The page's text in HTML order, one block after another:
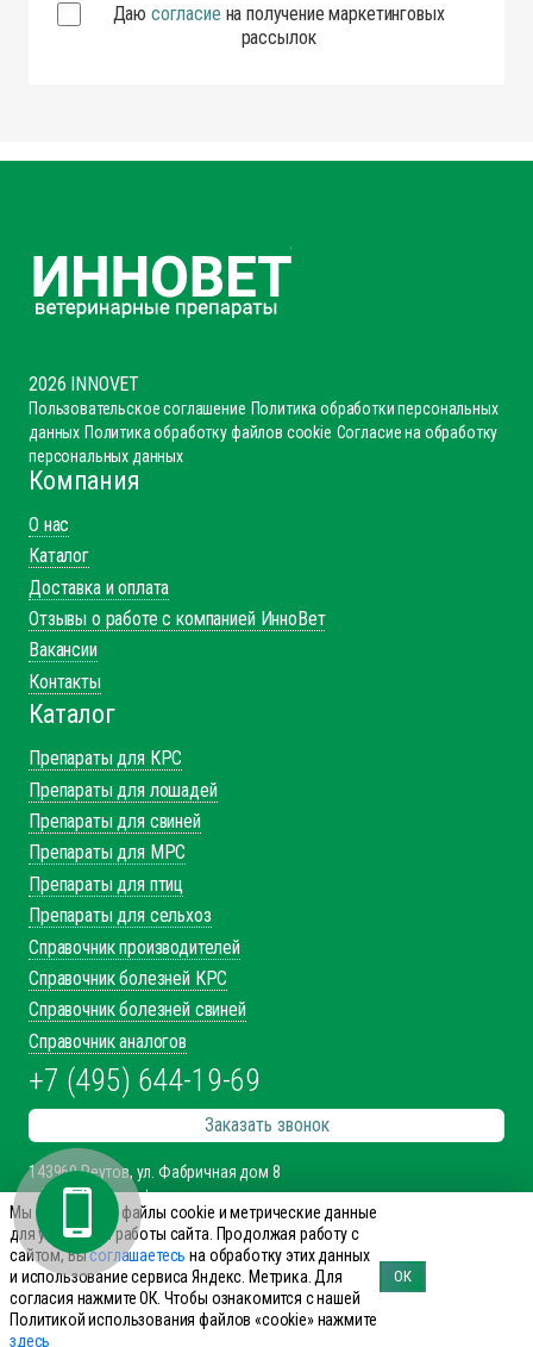
Даю согласие на получение маркетинговых
рассылок
2026 INNOVET
Пользовательское соглашение Политика обработки персональных
данных Политика обработку файлов cookie Согласие на обработку
персональных данных
Компания
О нас
Каталог
Доставка и оплата
Отзывы о работе с компанией ИнноВет
Вакансии
Контакты
Каталог
Препараты для КРС
Препараты для лошадей
Препараты для свиней
Препараты для МРС
Препараты для птиц
Препараты для сельхоз
Справочник производителей
Справочник болезней КРС
Справочник болезней свиней
Справочник аналогов
+7 (495) 644-19-69
Заказать звонок
143960 Реутов, ул. Фабричная дом 8
office@innovet.ru
Мы в соцсетях
Мы используем файлы cookie и метрические данные
для улучшения работы сайта. Продолжая работу с
сайтом, Высоглашаетесь на обработку этих данных
и использование сервиса Яндекс. Метрика. Для
согласия нажмите ОК. Чтобы ознакомится с нашей
Политикой использования файлов «cookie» нажмите
здесь
ОК